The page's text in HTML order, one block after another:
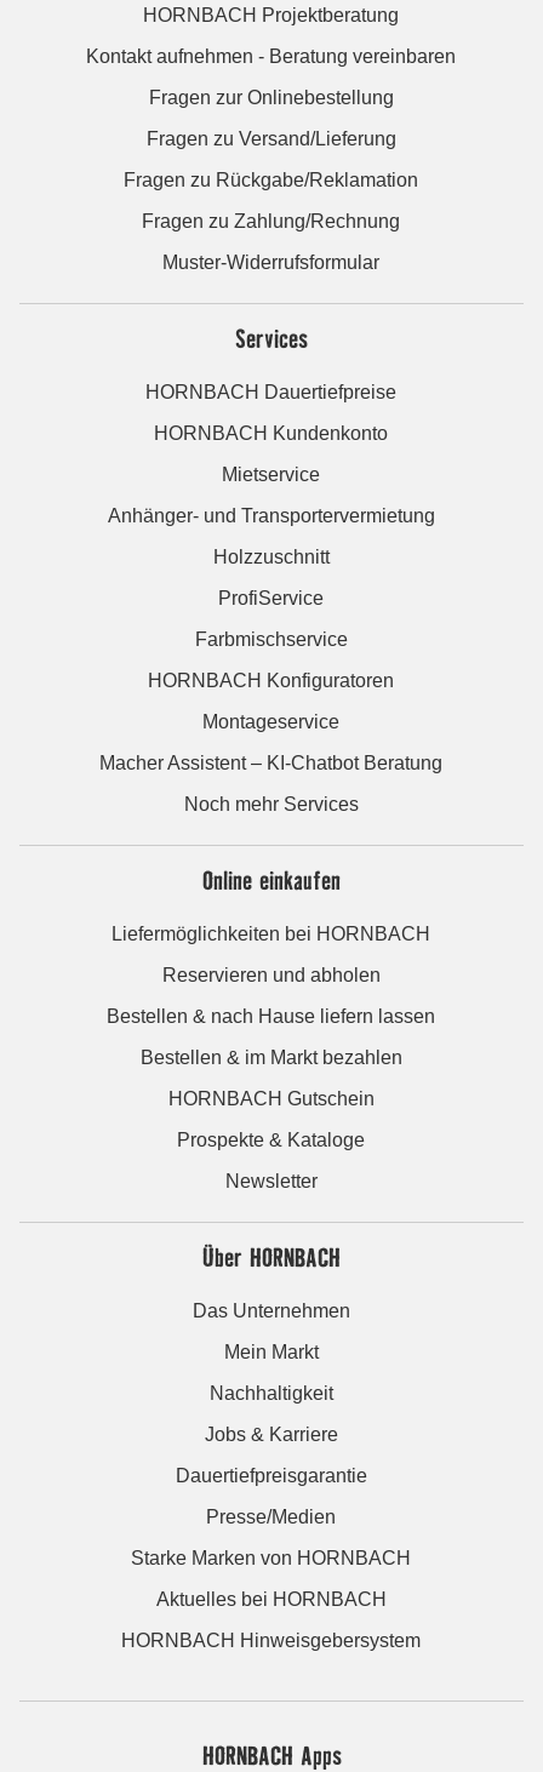
HORNBACH Projektberatung
Kontakt aufnehmen - Beratung vereinbaren
Fragen zur Onlinebestellung
Fragen zu Versand/Lieferung
Fragen zu Rückgabe/Reklamation
Fragen zu Zahlung/Rechnung
Muster-Widerrufsformular
Services
HORNBACH Dauertiefpreise
HORNBACH Kundenkonto
Mietservice
Anhänger- und Transportervermietung
Holzzuschnitt
ProfiService
Farbmischservice
HORNBACH Konfiguratoren
Montageservice
Macher Assistent – KI-Chatbot Beratung
Noch mehr Services
Online einkaufen
Liefermöglichkeiten bei HORNBACH
Reservieren und abholen
Bestellen & nach Hause liefern lassen
Bestellen & im Markt bezahlen
HORNBACH Gutschein
Prospekte & Kataloge
Newsletter
Über HORNBACH
Das Unternehmen
Mein Markt
Nachhaltigkeit
Jobs & Karriere
Dauertiefpreisgarantie
Presse/Medien
Starke Marken von HORNBACH
Aktuelles bei HORNBACH
HORNBACH Hinweisgebersystem
HORNBACH Apps